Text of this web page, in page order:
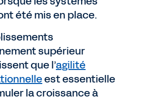
été mis en place.
supérieur
que l’agilité
est essentielle
la croissance à